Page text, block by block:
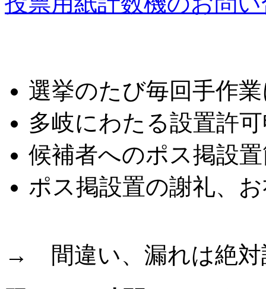
選挙のたび毎回手作
多岐にわたる設置許
候補者へのポス掲設
ポス掲設置の謝礼、
→ 間違い、漏れは絶対